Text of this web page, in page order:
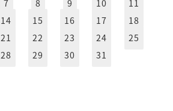
7 8 9 10
11
14 15 16 17
18
21 22 23 24
25
28 29 30
31